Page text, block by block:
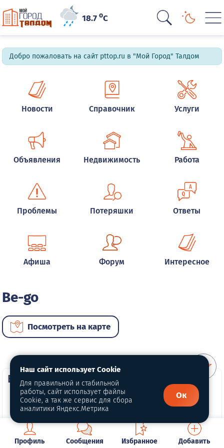
18.7oC
Добро пожаловать на сайт pttop.ru в "Мой Город" Талдом
Новости Справочник Услуги
Объявления Недвижимость Работа
Проблемы Потеряшки Ответы
Афиша Форум Интересное
Be-go
Посмотреть на карте
ВИП автомобили
Профиль Сообщения Избранное Добавить
Наш сайт использует Cookie
Для правильной и стабильной
работы, сайт использует файлы
Cookie, а так же сервис для сбора
аналитики Яндекс.Метрика
Ок